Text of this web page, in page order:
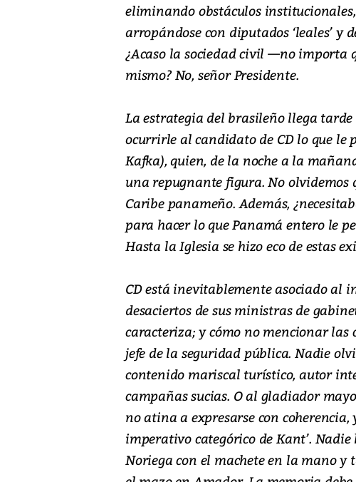
eliminando obstáculos
arropándose con diputados ‘leales’ y
¿Acaso la sociedad civil —no importa
mismo? No, señor Presidente.
La estrategia del brasileño llega
ocurrirle al candidato de CD lo que le
Kafka), quien, de la noche a la
una repugnante figura. No olvidemos
Caribe panameño. Además,
para hacer lo que Panamá entero le
Hasta la Iglesia se hizo eco de estas
CD está inevitablemente asociado al
desaciertos de sus ministras de
caracteriza; y cómo no mencionar
jefe de la seguridad pública. Nadie
contenido mariscal turístico, autor
campañas sucias. O al gladiador
no atina a expresarse con coherencia,
imperativo categórico de Kant’.
Noriega con el machete en la mano y